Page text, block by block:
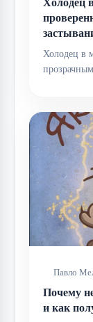
Холодец
Холодец в
Павло
Почему
и как